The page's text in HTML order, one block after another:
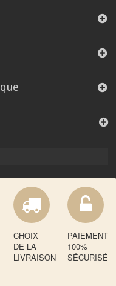
CHOIX
DE LA
LIVRAISON
PAIEMENT
100%
SÉCURISÉ